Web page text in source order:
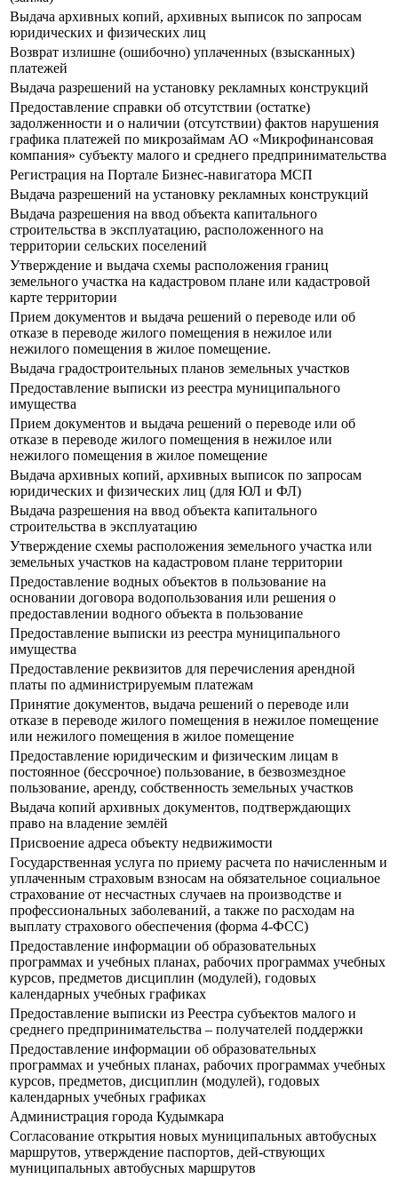
Выдача архивных копий, архивных выписок по запросам
юридических и физических лиц
Возврат излишне (ошибочно) уплаченных (взысканных)
платежей
Выдача разрешений на установку рекламных конструкций
Предоставление справки об отсутствии (остатке)
задолженности и о наличии (отсутствии) фактов нарушения
графика платежей по микрозаймам АО «Микрофинансовая
компания» субъекту малого и среднего предпринимательства
Регистрация на Портале Бизнес-навигатора МСП
Выдача разрешений на установку рекламных конструкций
Выдача разрешения на ввод объекта капитального
строительства в эксплуатацию, расположенного на
территории сельских поселений
Утверждение и выдача схемы расположения границ
земельного участка на кадастровом плане или кадастровой
карте территории
Прием документов и выдача решений о переводе или об
отказе в переводе жилого помещения в нежилое или
нежилого помещения в жилое помещение.
Выдача градостроительных планов земельных участков
Предоставление выписки из реестра муниципального
имущества
Прием документов и выдача решений о переводе или об
отказе в переводе жилого помещения в нежилое или
нежилого помещения в жилое помещение
Выдача архивных копий, архивных выписок по запросам
юридических и физических лиц (для ЮЛ и ФЛ)
Выдача разрешения на ввод объекта капитального
строительства в эксплуатацию
Утверждение схемы расположения земельного участка или
земельных участков на кадастровом плане территории
Предоставление водных объектов в пользование на
основании договора водопользования или решения о
предоставлении водного объекта в пользование
Предоставление выписки из реестра муниципального
имущества
Предоставление реквизитов для перечисления арендной
платы по администрируемым платежам
Принятие документов, выдача решений о переводе или
отказе в переводе жилого помещения в нежилое помещение
или нежилого помещения в жилое помещение
Предоставление юридическим и физическим лицам в
постоянное (бессрочное) пользование, в безвозмездное
пользование, аренду, собственность земельных участков
Выдача копий архивных документов, подтверждающих
право на владение землёй
Присвоение адреса объекту недвижимости
Государственная услуга по приему расчета по начисленным и
уплаченным страховым взносам на обязательное социальное
страхование от несчастных случаев на производстве и
профессиональных заболеваний, а также по расходам на
выплату страхового обеспечения (форма 4-ФСС)
Предоставление информации об образовательных
программах и учебных планах, рабочих программах учебных
курсов, предметов дисциплин (модулей), годовых
календарных учебных графиках
Предоставление выписки из Реестра субъектов малого и
среднего предпринимательства – получателей поддержки
Предоставление информации об образовательных
программах и учебных планах, рабочих программах учебных
курсов, предметов, дисциплин (модулей), годовых
календарных учебных графиках
Администрация города Кудымкара
Согласование открытия новых муниципальных автобусных
маршрутов, утверждение паспортов, дей-ствующих
муниципальных автобусных маршрутов